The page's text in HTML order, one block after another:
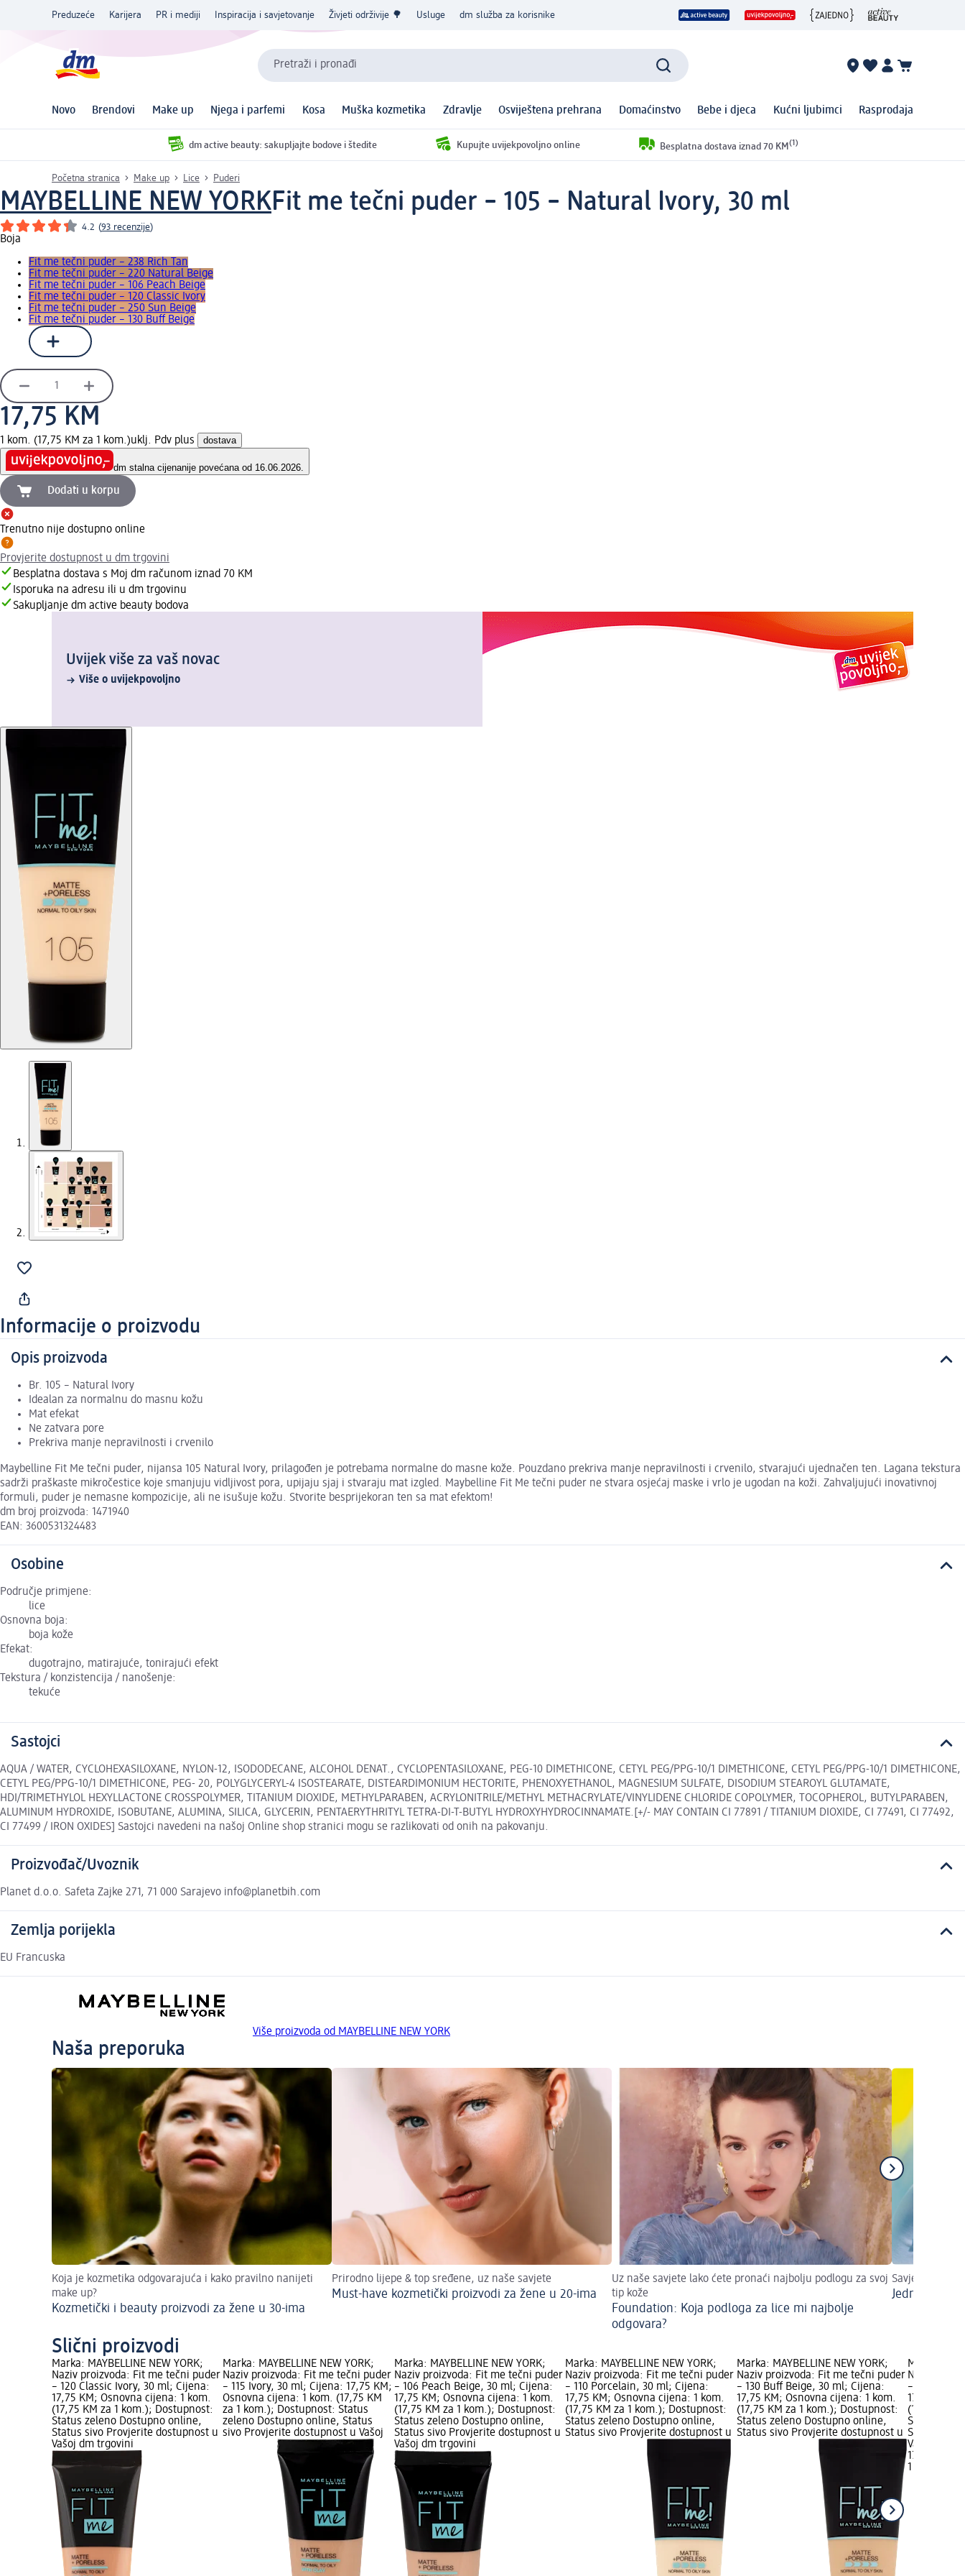
Preduzeće Karijera PR i mediji Inspiracija i savjetovanje Živjeti održivije 🌳 Usluge dm služba za korisnike
Pretraži i pronađi
Novo Brendovi Make up Njega i parfemi Kosa Muška kozmetika Zdravlje Osviještena prehrana Domaćinstvo Bebe i djeca Kućni ljubimci Rasprodaja
dm active beauty: sakupljajte bodove i štedite Kupujte uvijekpovoljno online Besplatna dostava iznad 70 KM (1)
Početna stranica Make up Lice Puderi
MAYBELLINE NEW YORKFit me tečni puder – 105 – Natural Ivory, 30 ml
4.2 (93 recenzije)
Boja
Fit me tečni puder – 238 Rich Tan
Fit me tečni puder – 220 Natural Beige
Fit me tečni puder – 106 Peach Beige
Fit me tečni puder – 120 Classic Ivory
Fit me tečni puder – 250 Sun Beige
Fit me tečni puder – 130 Buff Beige
17,75 KM
1 kom. (17,75 KM za 1 kom.)uklj. Pdv plus dostava
dm stalna cijenanije povećana od 16.06.2026.
Dodati u korpu
Trenutno nije dostupno online
Provjerite dostupnost u dm trgovini
Besplatna dostava s Moj dm računom iznad 70 KM
Isporuka na adresu ili u dm trgovinu
Sakupljanje dm active beauty bodova
Uvijek više za vaš novac
Više o uvijekpovoljno
Informacije o proizvodu
Opis proizvoda
Br. 105 – Natural Ivory
Idealan za normalnu do masnu kožu
Mat efekat
Ne zatvara pore
Prekriva manje nepravilnosti i crvenilo
Maybelline Fit Me tečni puder, nijansa 105 Natural Ivory, prilagođen je potrebama normalne do masne kože. Pouzdano prekriva manje nepravilnosti i crvenilo, stvarajući ujednačen ten. Lagana tekstura
sadrži praškaste mikročestice koje smanjuju vidljivost pora, upijaju sjaj i stvaraju mat izgled. Maybelline Fit Me tečni puder ne stvara osjećaj maske i vrlo je ugodan na koži. Zahvaljujući inovativnoj
formuli, puder je nemasne kompozicije, ali ne isušuje kožu. Stvorite besprijekoran ten sa mat efektom!
dm broj proizvoda: 1471940
EAN: 3600531324483
Osobine
Područje primjene:
lice
Osnovna boja:
boja kože
Efekat:
dugotrajno, matirajuće, tonirajući efekt
Tekstura / konzistencija / nanošenje:
tekuće
Sastojci
AQUA / WATER, CYCLOHEXASILOXANE, NYLON-12, ISODODECANE, ALCOHOL DENAT., CYCLOPENTASILOXANE, PEG-10 DIMETHICONE, CETYL PEG/PPG-10/1 DIMETHICONE, CETYL PEG/PPG-10/1 DIMETHICONE,
CETYL PEG/PPG-10/1 DIMETHICONE, PEG- 20, POLYGLYCERYL-4 ISOSTEARATE, DISTEARDIMONIUM HECTORITE, PHENOXYETHANOL, MAGNESIUM SULFATE, DISODIUM STEAROYL GLUTAMATE,
HDI/TRIMETHYLOL HEXYLLACTONE CROSSPOLYMER, TITANIUM DIOXIDE, METHYLPARABEN, ACRYLONITRILE/METHYL METHACRYLATE/VINYLIDENE CHLORIDE COPOLYMER, TOCOPHEROL, BUTYLPARABEN,
ALUMINUM HYDROXIDE, ISOBUTANE, ALUMINA, SILICA, GLYCERIN, PENTAERYTHRITYL TETRA-DI-T-BUTYL HYDROXYHYDROCINNAMATE.[+/- MAY CONTAIN CI 77891 / TITANIUM DIOXIDE, CI 77491, CI 77492,
CI 77499 / IRON OXIDES] Sastojci navedeni na našoj Online shop stranici mogu se razlikovati od onih na pakovanju.
Proizvođač/Uvoznik
Planet d.o.o. Safeta Zajke 271, 71 000 Sarajevo info@planetbih.com
Zemlja porijekla
EU Francuska
Više proizvoda od MAYBELLINE NEW YORK
Naša preporuka
Koja je kozmetika odgovarajuća i kako pravilno nanijeti
make up?
Kozmetički i beauty proizvodi za žene u 30-ima
Prirodno lijepe & top sređene, uz naše savjete
Must-have kozmetički proizvodi za žene u 20-ima
Uz naše savjete lako ćete pronaći najbolju podlogu za svoj
tip kože
Foundation: Koja podloga za lice mi najbolje
odgovara?
Savjeti za
Jednostavno
Slični proizvodi
Marka: MAYBELLINE NEW YORK;
Naziv proizvoda: Fit me tečni puder
– 120 Classic Ivory, 30 ml; Cijena:
17,75 KM; Osnovna cijena: 1 kom.
(17,75 KM za 1 kom.); Dostupnost:
Status zeleno Dostupno online,
Status sivo Provjerite dostupnost u
Vašoj dm trgovini
Marka: MAYBELLINE NEW YORK;
Naziv proizvoda: Fit me tečni puder
– 115 Ivory, 30 ml; Cijena: 17,75 KM;
Osnovna cijena: 1 kom. (17,75 KM
za 1 kom.); Dostupnost: Status
zeleno Dostupno online, Status
sivo Provjerite dostupnost u Vašoj
Marka: MAYBELLINE NEW YORK;
Naziv proizvoda: Fit me tečni puder
– 106 Peach Beige, 30 ml; Cijena:
17,75 KM; Osnovna cijena: 1 kom.
(17,75 KM za 1 kom.); Dostupnost:
Status zeleno Dostupno online,
Status sivo Provjerite dostupnost u
Vašoj dm trgovini
Marka: MAYBELLINE NEW YORK;
Naziv proizvoda: Fit me tečni puder
– 110 Porcelain, 30 ml; Cijena:
17,75 KM; Osnovna cijena: 1 kom.
(17,75 KM za 1 kom.); Dostupnost:
Status zeleno Dostupno online,
Status sivo Provjerite dostupnost u
Marka: MAYBELLINE NEW YORK;
Naziv proizvoda: Fit me tečni puder
– 130 Buff Beige, 30 ml; Cijena:
17,75 KM; Osnovna cijena: 1 kom.
(17,75 KM za 1 kom.); Dostupnost:
Status zeleno Dostupno online,
Status sivo Provjerite dostupnost u
Marka:
Naziv
– 220
17,75 KM;
(17,75 KM
Status
Status sivo
Vašoj dm
17,75 KM
1 kom.